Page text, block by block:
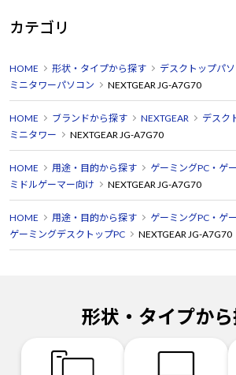
カテゴリ
HOME 形状・タイプから探す
デスクトップパ
ミニタワーパソコン
NEXTGEAR JG-A7G70
HOME ブランドから探す NEXTGEAR
デスク
ミニタワー
NEXTGEAR JG-A7G70
HOME 用途・目的から探す
ゲーミングPC・ゲ
ミドルゲーマー向け
NEXTGEAR JG-A7G70
HOME 用途・目的から探す
ゲーミングPC・ゲ
ゲーミングデスクトップPC
NEXTGEAR JG-A7G70
形状・タイプか